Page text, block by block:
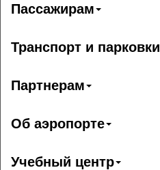
Пассажирам
Транспорт и парковки
Партнерам
Об аэропорте
Учебный центр